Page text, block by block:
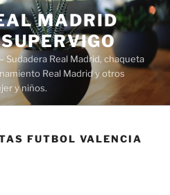
MADRID
Sudadera Real Madrid, chaqueta
Real Madrid y otros
y niños.
FUTBOL VALENCIA